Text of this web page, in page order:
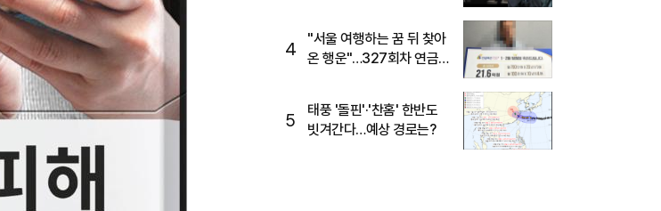
4
"서울 여행하는 꿈 뒤 찾아
온 행운"…327회차 연금
5
태풍 '돌핀'·'찬홈' 한반도
빗겨간다…예상 경로는?